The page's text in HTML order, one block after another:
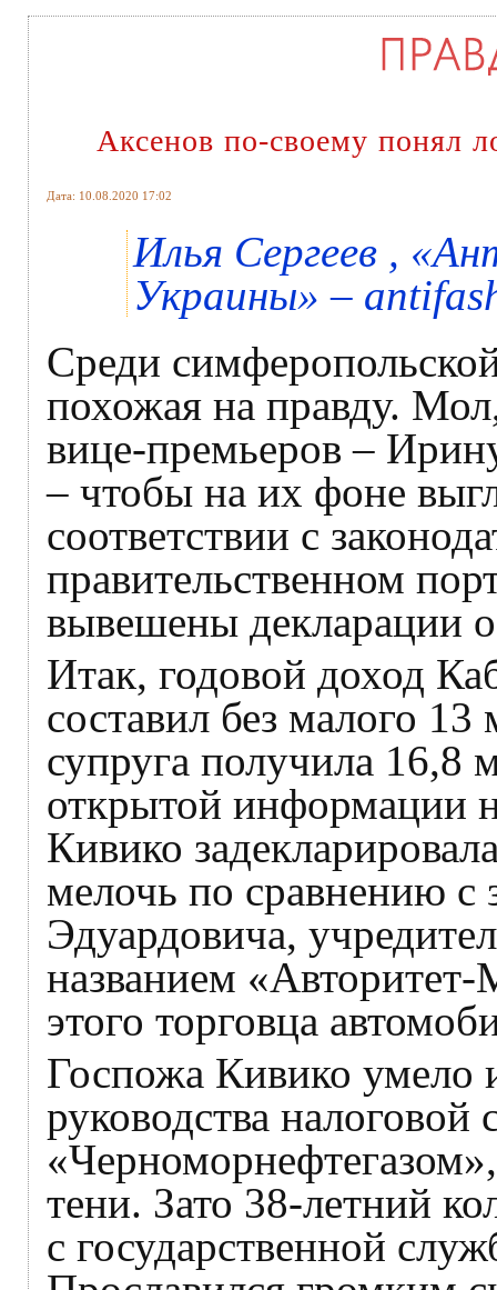
Аксенов по-своему понял
Дата: 10.08.2020 17:02
Илья Сергеев ,
Украины» –
Среди
похожая на правду.
вице-премьеров –
– чтобы на их фоне
соответствии с
правительственном
вывешены декларации
Итак, годовой доход
составил без малого
супруга получила 16,8
открытой информации
Кивико
мелочь по сравнению с
Эдуардовича,
названием
этого торговца
Госпожа Кивико умело
руководства налоговой
тени. Зато 38-летний
с государственной